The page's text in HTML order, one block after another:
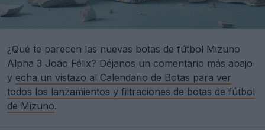
¿Qué te parecen las nuevas botas de fútbol Mizuno
Alpha 3 João Félix? Déjanos un comentario más abajo
y echa un vistazo al Calendario de Botas para ver
todos los lanzamientos y filtraciones de botas de fútbol
de Mizuno.